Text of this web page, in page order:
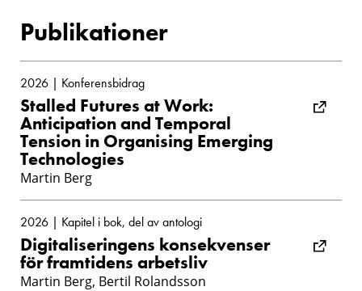
Publikationer
2026 | Konferensbidrag
Stalled Futures at Work:
Anticipation and Temporal
Tension in Organising Emerging
Technologies
Martin Berg
2026 | Kapitel i bok, del av antologi
Digitaliseringens konsekvenser
för framtidens arbetsliv
Martin Berg, Bertil Rolandsson